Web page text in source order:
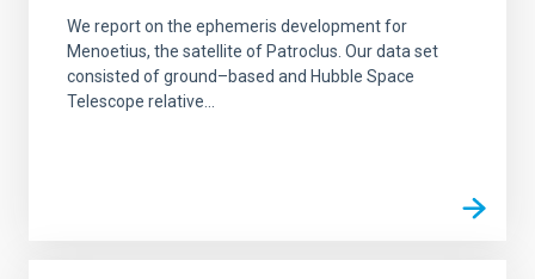
We report on the ephemeris development for
Menoetius, the satellite of Patroclus. Our data set
consisted of ground–based and Hubble Space
Telescope relative...